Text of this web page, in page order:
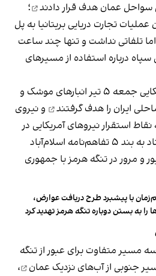
سواحل عمان هدف قرار دادند
؛
تجارت دریایی بریتانیا به پل
تلفاتی نداشت و تنها چند ساعت
درباره استفاده از مسیرهای
در ادامه، جنگنده‌های آمریکایی جمعه ۵ تیر انبارهای موشک و
ایران را هدف گرفتند
و نیروی
استقرار نیروهای آمریکایی در
منطقه پاسخ داد و با استناد به بند ۵ تفاهم‌نامه اسلام‌آباد
و مرور در تنگه هرمز با جمهوری
با پیشبرد طرح دریافت عوارض،
را به بستن دوباره تنگه هرمز تهدید کرد
مسیر متفاوت برای عبور از تنگه
جنوبی ازآب‌های نزدیک عمان
،